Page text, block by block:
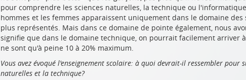
pour comprendre les sciences naturelles, la technique ou
hommes et les femmes apparaissent uniquement dans le domaine
plus représentés. Mais dans ce domaine de pointe également, nous
signifie que dans le domaine technique, on pourrait facilement arriver
ne sont qu'à peine 10 à 20% maximum.
Vous avez évoqué l'enseignement scolaire: à quoi devrait-il ressembler pour
naturelles et la technique?